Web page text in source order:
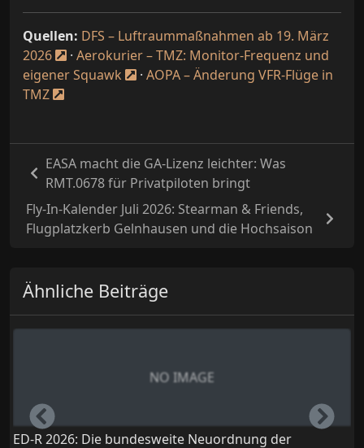
Quellen: DFS – Luftraummaßnahmen ab 19. März
2026
· Aerokurier – TMZ: Monitor-Frequenz und
eigener Squawk
· AOPA – Änderung VFR-Flüge in
TMZ
EASA macht die GA-Lizenz leichter: Was
RMT.0678 für Privatpiloten bringt
Fly-In-Kalender Juli 2026: Stearman & Friends,
Flugplatzkerb Gelnhausen und die Hochsaison
Ähnliche Beiträge
NO IMAGE
ED-R 2026: Die bundesweite Neuordnung der
Left